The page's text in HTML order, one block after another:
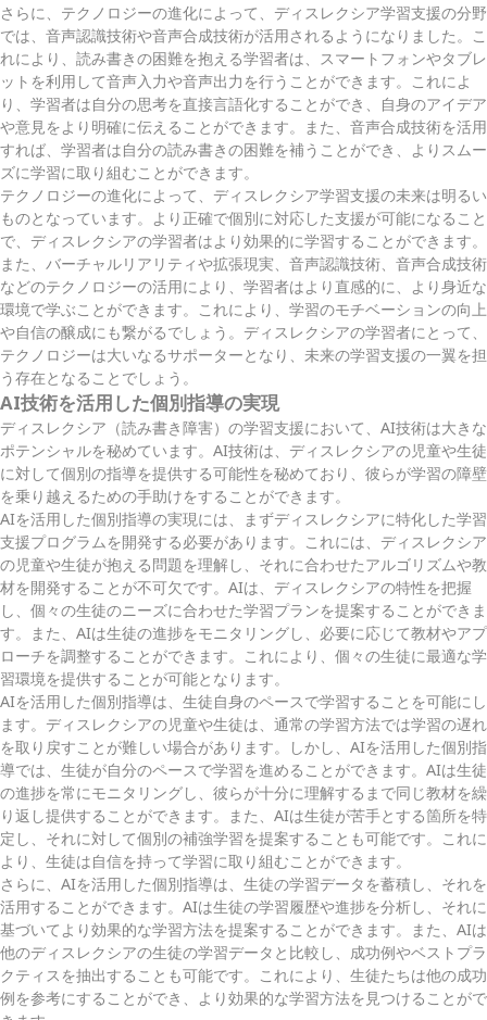
さらに、テクノロジーの進化によって、ディスレクシア学習支援の分野
では、音声認識技術や音声合成技術が活用されるようになりました。こ
れにより、読み書きの困難を抱える学習者は、スマートフォンやタブレ
ットを利用して音声入力や音声出力を行うことができます。これによ
り、学習者は自分の思考を直接言語化することができ、自身のアイデア
や意見をより明確に伝えることができます。また、音声合成技術を活用
すれば、学習者は自分の読み書きの困難を補うことができ、よりスムー
ズに学習に取り組むことができます。
テクノロジーの進化によって、ディスレクシア学習支援の未来は明るい
ものとなっています。より正確で個別に対応した支援が可能になること
で、ディスレクシアの学習者はより効果的に学習することができます。
また、バーチャルリアリティや拡張現実、音声認識技術、音声合成技術
などのテクノロジーの活用により、学習者はより直感的に、より身近な
環境で学ぶことができます。これにより、学習のモチベーションの向上
や自信の醸成にも繋がるでしょう。ディスレクシアの学習者にとって、
テクノロジーは大いなるサポーターとなり、未来の学習支援の一翼を担
う存在となることでしょう。
AI技術を活用した個別指導の実現
ディスレクシア（読み書き障害）の学習支援において、AI技術は大きな
ポテンシャルを秘めています。AI技術は、ディスレクシアの児童や生徒
に対して個別の指導を提供する可能性を秘めており、彼らが学習の障壁
を乗り越えるための手助けをすることができます。
AIを活用した個別指導の実現には、まずディスレクシアに特化した学習
支援プログラムを開発する必要があります。これには、ディスレクシア
の児童や生徒が抱える問題を理解し、それに合わせたアルゴリズムや教
材を開発することが不可欠です。AIは、ディスレクシアの特性を把握
し、個々の生徒のニーズに合わせた学習プランを提案することができま
す。また、AIは生徒の進捗をモニタリングし、必要に応じて教材やアプ
ローチを調整することができます。これにより、個々の生徒に最適な学
習環境を提供することが可能となります。
AIを活用した個別指導は、生徒自身のペースで学習することを可能にし
ます。ディスレクシアの児童や生徒は、通常の学習方法では学習の遅れ
を取り戻すことが難しい場合があります。しかし、AIを活用した個別指
導では、生徒が自分のペースで学習を進めることができます。AIは生徒
の進捗を常にモニタリングし、彼らが十分に理解するまで同じ教材を繰
り返し提供することができます。また、AIは生徒が苦手とする箇所を特
定し、それに対して個別の補強学習を提案することも可能です。これに
より、生徒は自信を持って学習に取り組むことができます。
さらに、AIを活用した個別指導は、生徒の学習データを蓄積し、それを
活用することができます。AIは生徒の学習履歴や進捗を分析し、それに
基づいてより効果的な学習方法を提案することができます。また、AIは
他のディスレクシアの生徒の学習データと比較し、成功例やベストプラ
クティスを抽出することも可能です。これにより、生徒たちは他の成功
例を参考にすることができ、より効果的な学習方法を見つけることがで